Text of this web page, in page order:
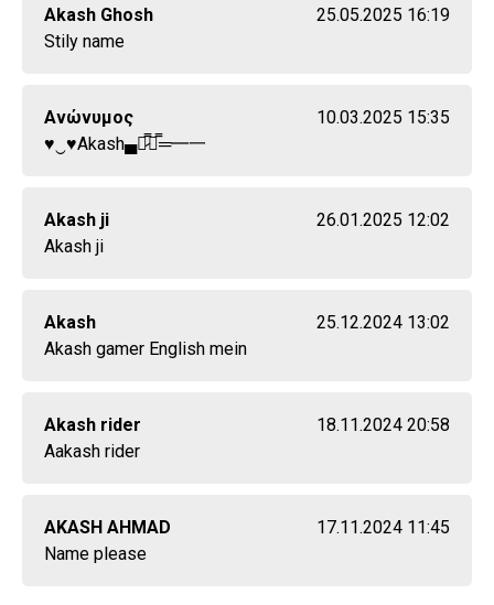
Akash Ghosh
25.05.2025 16:19
Stily name
Ανώνυμος
10.03.2025 15:35
♥‿♥Akash▄︻̷̿┻̿═━一
Akash ji
26.01.2025 12:02
Akash ji
Akash
25.12.2024 13:02
Akash gamer English mein
Akash rider
18.11.2024 20:58
Aakash rider
AKASH AHMAD
17.11.2024 11:45
Name please